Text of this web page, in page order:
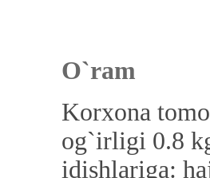
O`ram
Korxona
og`irligi 0.8
idishlariga: